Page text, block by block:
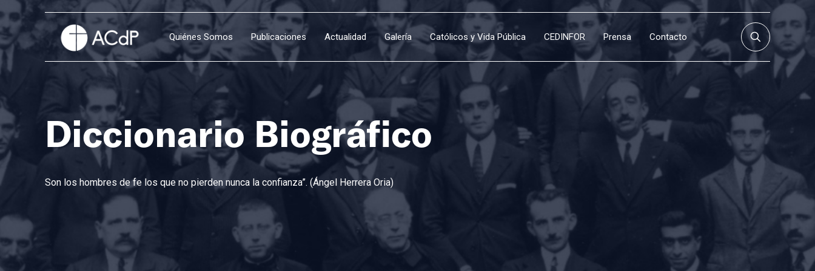
Quiénes Somos Publicaciones Actualidad Galería Católicos y Vida Pública CEDINFOR Prensa Contacto
Diccionario Biográfico
Son los hombres de fe los que no pierden nunca la confianza”. (Ángel Herrera Oria)